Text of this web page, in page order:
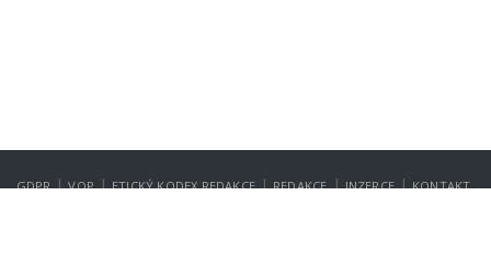
GDPR | VOP | ETICKÝ KODEX REDAKCE | REDAKCE | INZERCE | KONTAKT